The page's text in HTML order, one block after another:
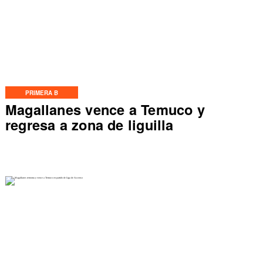
PRIMERA B
Magallanes vence a Temuco y
regresa a zona de liguilla